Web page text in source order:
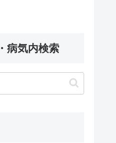
病気内検索